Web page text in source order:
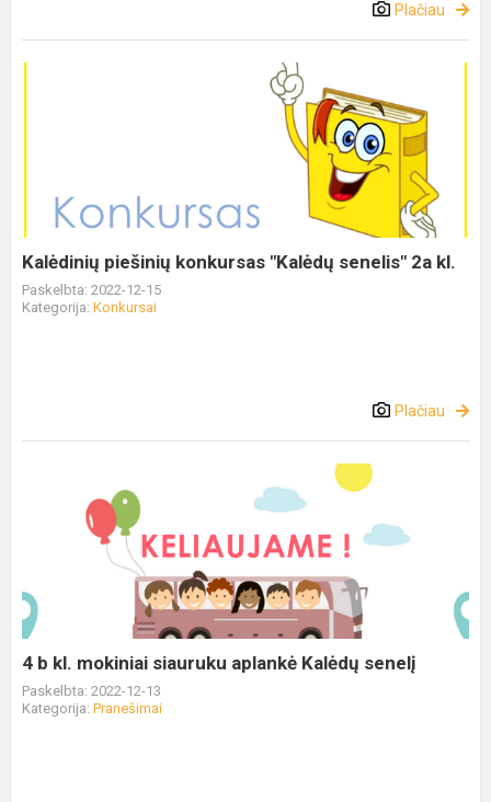
Plačiau
Kalėdinių piešinių konkursas "Kalėdų senelis" 2a kl.
Paskelbta: 2022-12-15
Kategorija: Konkursai
Plačiau
4 b kl. mokiniai siauruku aplankė Kalėdų senelį
Paskelbta: 2022-12-13
Kategorija: Pranešimai